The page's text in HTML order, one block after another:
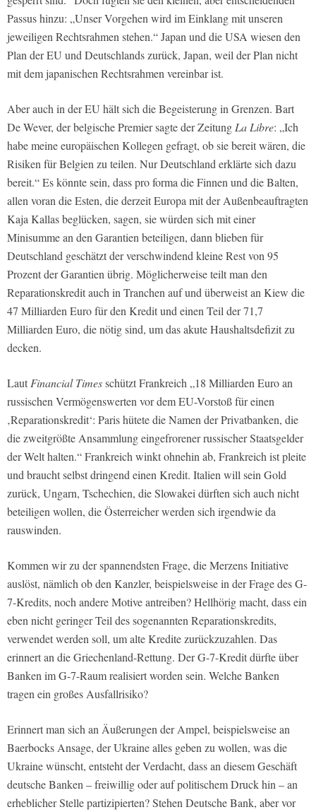
Passus hinzu: „Unser Vorgehen wird im Einklang mit unseren
jeweiligen Rechtsrahmen stehen.“ Japan und die USA wiesen den
Plan der EU und Deutschlands zurück, Japan, weil der Plan nicht
mit dem japanischen Rechtsrahmen vereinbar ist.
Aber auch in der EU hält sich die Begeisterung in Grenzen. Bart
De Wever, der belgische Premier sagte der Zeitung La Libre: „Ich
habe meine europäischen Kollegen gefragt, ob sie bereit wären, die
Risiken für Belgien zu teilen. Nur Deutschland erklärte sich dazu
bereit.“ Es könnte sein, dass pro forma die Finnen und die Balten,
allen voran die Esten, die derzeit Europa mit der Außenbeauftragten
Kaja Kallas beglücken, sagen, sie würden sich mit einer
Minisumme an den Garantien beteiligen, dann blieben für
Deutschland geschätzt der verschwindend kleine Rest von 95
Prozent der Garantien übrig. Möglicherweise teilt man den
Reparationskredit auch in Tranchen auf und überweist an Kiew die
47 Milliarden Euro für den Kredit und einen Teil der 71,7
Milliarden Euro, die nötig sind, um das akute Haushaltsdefizit zu
decken.
Laut Financial Timesschützt Frankreich „18 Milliarden Euro an
russischen Vermögenswerten vor dem EU-Vorstoß für einen
‚Reparationskredit‘: Paris hütete die Namen der Privatbanken, die
die zweitgrößte Ansammlung eingefrorener russischer Staatsgelder
der Welt halten.“ Frankreich winkt ohnehin ab, Frankreich ist pleite
und braucht selbst dringend einen Kredit. Italien will sein Gold
zurück, Ungarn, Tschechien, die Slowakei dürften sich auch nicht
beteiligen wollen, die Österreicher werden sich irgendwie da
rauswinden.
Kommen wir zu der spannendsten Frage, die Merzens Initiative
auslöst, nämlich ob den Kanzler, beispielsweise in der Frage des G-
7-Kredits, noch andere Motive antreiben? Hellhörig macht, dass ein
eben nicht geringer Teil des sogenannten Reparationskredits,
verwendet werden soll, um alte Kredite zurückzuzahlen. Das
erinnert an die Griechenland-Rettung. Der G-7-Kredit dürfte über
Banken im G-7-Raum realisiert worden sein. Welche Banken
tragen ein großes Ausfallrisiko?
Erinnert man sich an Äußerungen der Ampel, beispielsweise an
Baerbocks Ansage, der Ukraine alles geben zu wollen, was die
Ukraine wünscht, entsteht der Verdacht, dass an diesem Geschäft
deutsche Banken – freiwillig oder auf politischem Druck hin – an
erheblicher Stelle partizipierten? Stehen Deutsche Bank, aber vor